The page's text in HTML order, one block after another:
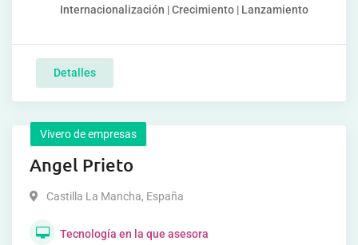
Internacionalización | Crecimiento | Lanzamiento
Detalles
Vivero de empresas
Angel Prieto
Castilla La Mancha, España
Tecnología en la que asesora